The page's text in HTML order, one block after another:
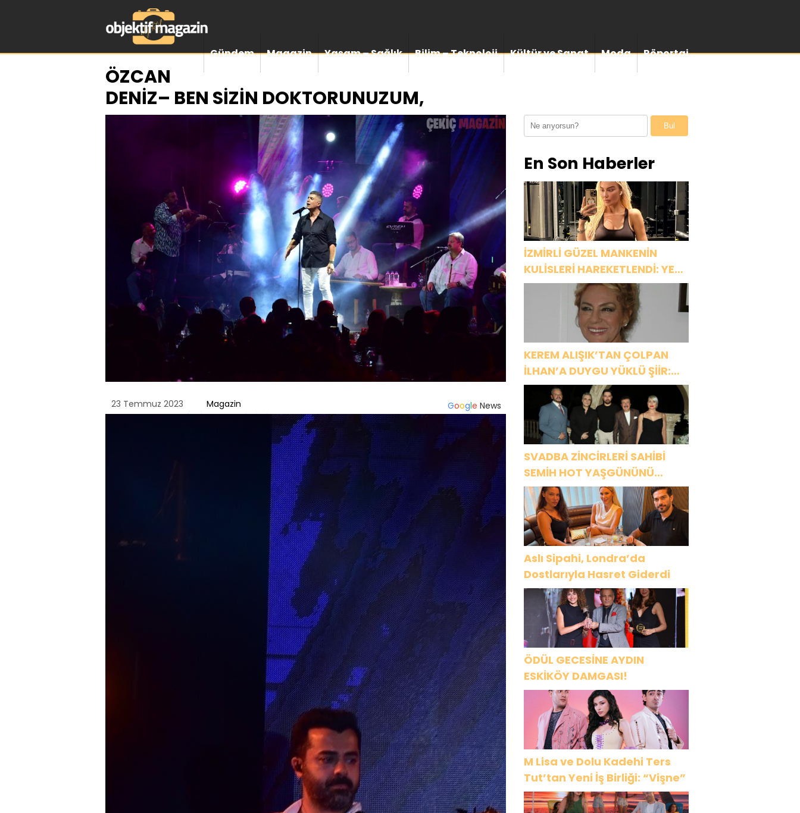
Gündem Magazin Yaşam – Sağlık Bilim – Teknoloji Kültür ve Sanat Moda Röportaj
ÖZCAN
DENİZ– BEN SİZİN DOKTORUNUZUM,
23 Temmuz 2023 Magazin Google News
Bul
En Son Haberler
İZMİRLİ GÜZEL MANKENİN
KULİSLERİ HAREKETLENDİ: YENİ
PROJELER YOLDA!
KEREM ALIŞIK’TAN ÇOLPAN
İLHAN’A DUYGU YÜKLÜ ŞİİR:
“Bir Attila İlhan şiirinden
çıkmıştı sanki”
SVADBA ZİNCİRLERİ SAHİBİ
SEMİH HOT YAŞGÜNÜNÜ
SANAT VE CEMİYET
DÜNYASININ ÜNLÜ İSİMLERİYLE
KUTLADI!
Aslı Sipahi, Londra’da
Dostlarıyla Hasret Giderdi
ÖDÜL GECESİNE AYDIN
ESKİKÖY DAMGASI!
M Lisa ve Dolu Kadehi Ters
Tut’tan Yeni İş Birliği: “Vişne”